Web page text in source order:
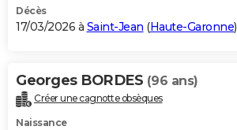
Décès
17/03/2026 à Saint-Jean (Haute-Garonne)
Georges BORDES (96 ans)
Créer une cagnotte obsèques
Naissance